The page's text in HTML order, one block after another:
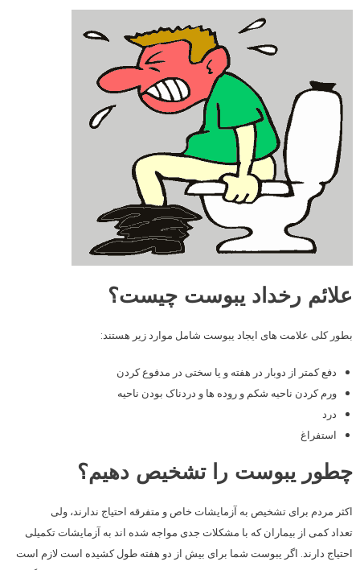
علائم رخداد یبوست چیست؟
بطور کلی علامت های ایجاد یبوست شامل موارد زیر هستند:
دفع کمتر از دوبار در هفته و یا سختی در مدفوع کردن
ورم کردن ناحیه شکم و روده ها و دردناک بودن ناحیه
درد
استفراغ
چطور یبوست را تشخیص دهیم؟
اکثر مردم برای تشخیص به آزمایشات خاص و متفرقه احتیاج ندارند، ولی
تعداد کمی از بیماران که با مشکلات جدی مواجه شده اند به آزمایشات تکمیلی
احتیاج دارند. اگر یبوست شما برای بیش از دو هفته طول کشیده است لازم است